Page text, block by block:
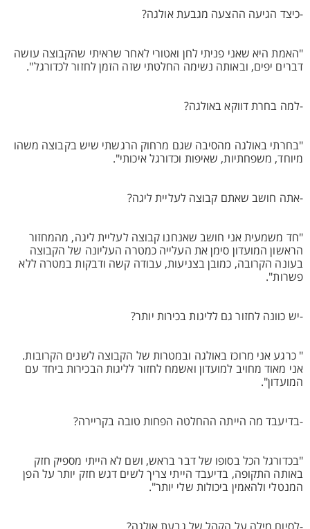
-כיצד הגיעה ההצעה מגבעת אולגה?
"האמת היא שאני פניתי לחן ואטורי לאחר שראיתי שהקבוצה עושה
דברים יפים, ובאותה נשימה החלטתי שזה הזמן לחזור לכדורגל".
-למה בחרת דווקא באולגה?
"בחרתי באולגה מהסיבה שגם מרחוק הרגשתי שיש בקבוצה משהו
מיוחד, משפחתיות, שאיפות וכדורגל איכותי".
-אתה חושב שאתם קבוצה לעליית ליגה?
"חד משמעית אני חושב שאנחנו קבוצה לעליית ליגה, מהמחזור
הראשון המועדון סימן את העלייה כמטרה העליונה של הקבוצה
בעונה הקרובה, כמובן בצניעות, עבודה קשה ודבקות במטרה ללא
פשרות".
-יש כוונה לחזור גם לליגות בכירות יותר?
" כרגע אני מרוכז באולגה ובמטרות של הקבוצה לשנים הקרובות.
אני מאוד מחויב למועדון ואשמח לחזור לליגות הבכירות ביחד עם
המועדון".
-בדיעבד מה הייתה ההחלטה הפחות טובה בקריירה?
"בכדורגל הכל בסופו של דבר בראש, ושם לא הייתי מספיק חזק
באותה התקופה, בדיעבד הייתי צריך לשים דגש חזק יותר על הפן
המנטלי ולהאמין ביכולות שלי יותר".